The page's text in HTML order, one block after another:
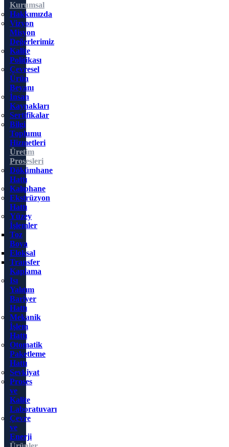
Kurumsal
Hakkımızda
Vizyon
Misyon
Değerlerimiz
Kalite
Politikası
Çevresel
Ürün
Beyanı
İnsan
Kaynakları
Sertifikalar
Bilgi
Toplumu
Hizmetleri
Üretim
Prosesleri
Dökümhane
Hattı
Kalıphane
Ekstrüzyon
Hattı
Yüzey
İşlemler
Toz
Boya
Eloksal
Transfer
Kaplama
Isı
Yalıtım
Bariyer
Hattı
Mekanik
İşlem
Hattı
Otomatik
Paketleme
Hattı
Sevkiyat
Proses
ve
Kalite
Laboratuvarı
Çevre
ve
Enerji